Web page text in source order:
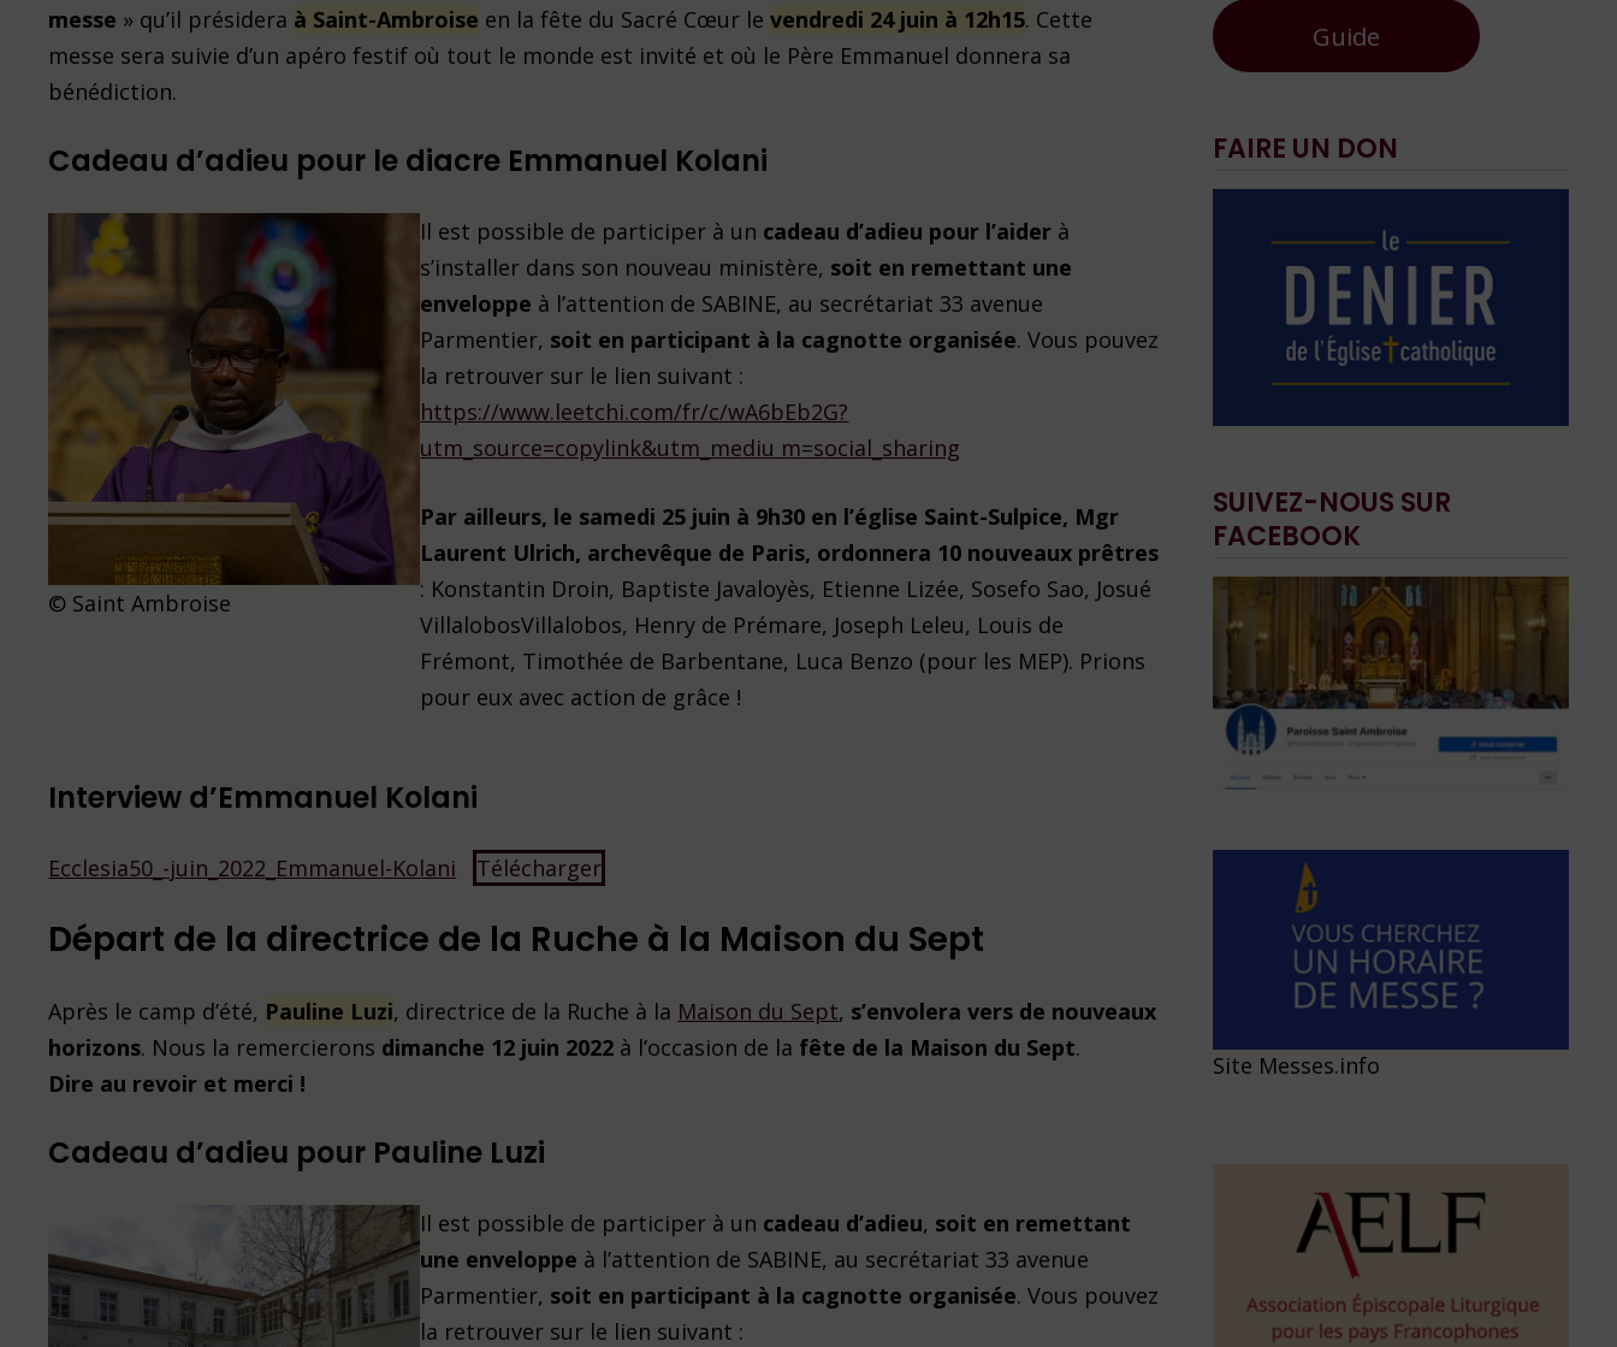
messe » qu’il présidera à Saint-Ambroise en la fête du Sacré Cœur levendredi 24 juin à 12h15. Cette
messe sera suivie d’un apéro festif où tout le monde est invité et où le Père Emmanuel donnera sa
bénédiction.
Cadeau d’adieu pour le diacre Emmanuel Kolani
© Saint Ambroise
Il est possible de participer à un cadeau d’adieu pour l’aider à
s’installer dans son nouveau ministère, soit en remettant une
enveloppe à l’attention de SABINE, au secrétariat 33 avenue
Parmentier, soit en participant à la cagnotte organisée. Vous pouvez
la retrouver sur le lien suivant :
https://www.leetchi.com/fr/c/wA6bEb2G?
utm_source=copylink&utm_mediu m=social_sharing
Par ailleurs, le samedi 25 juin à 9h30 en l’église Saint-Sulpice, Mgr
Laurent Ulrich, archevêque de Paris, ordonnera 10 nouveaux prêtres
: Konstantin Droin, Baptiste Javaloyès, Etienne Lizée, Sosefo Sao, Josué
VillalobosVillalobos, Henry de Prémare, Joseph Leleu, Louis de
Frémont, Timothée de Barbentane, Luca Benzo (pour les MEP). Prions
pour eux avec action de grâce !
Interview d’Emmanuel Kolani
Ecclesia50_-juin_2022_Emmanuel-Kolani Télécharger
Départ de la directrice de la Ruche à la Maison du Sept
Après le camp d’été, Pauline Luzi, directrice de la Ruche à la Maison du Sept, s’envolera vers de nouveaux
horizons. Nous la remercierons dimanche 12 juin 2022 à l’occasion de la fête de la Maison du Sept.
Dire au revoir et merci !
Cadeau d’adieu pour Pauline Luzi
Il est possible de participer à un cadeau d’adieu, soit en remettant
une enveloppe à l’attention de SABINE, au secrétariat 33 avenue
Parmentier, soit en participant à la cagnotte organisée. Vous pouvez
la retrouver sur le lien suivant :
Guide
FAIRE UN DON
SUIVEZ-NOUS SUR
FACEBOOK
Site Messes.info